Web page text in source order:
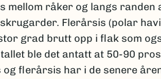
mellom råker og langs randen
Flerårsis (polar
grad brutt opp i flak som
ble det antatt at 50-90
og flerårsis har i de senere